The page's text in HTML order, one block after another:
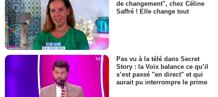
de changement", chez Céline
Saffré ! Elle change tout
Pas vu à la télé dans Secret
Story : la Voix balance ce qu’il
s’est passé "en direct" et qui
aurait pu interrompre le prime